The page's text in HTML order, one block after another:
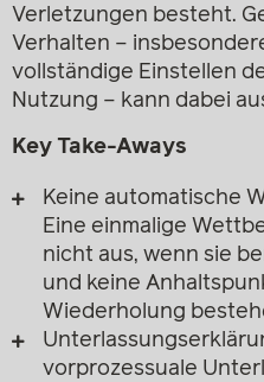
Verletzungen besteht.
Verhalten –
vollständige Einstellen
Nutzung – kann dabei
Key Take-Aways
Keine automatische
Eine einmalige
nicht aus, wenn sie
und keine
Wiederholung
vorprozessuale